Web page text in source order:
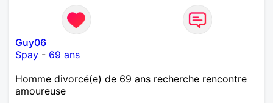
Guy06
Spay - 69 ans
Homme divorcé(e) de 69 ans recherche rencontre
amoureuse